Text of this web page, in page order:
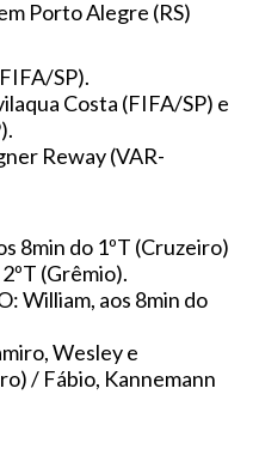
Porto Alegre (RS)
SP).
Costa (FIFA/SP) e
Reway (VAR-
8min do 1ºT (Cruzeiro)
(Grêmio).
William, aos 8min do
Wesley e
/ Fábio, Kannemann